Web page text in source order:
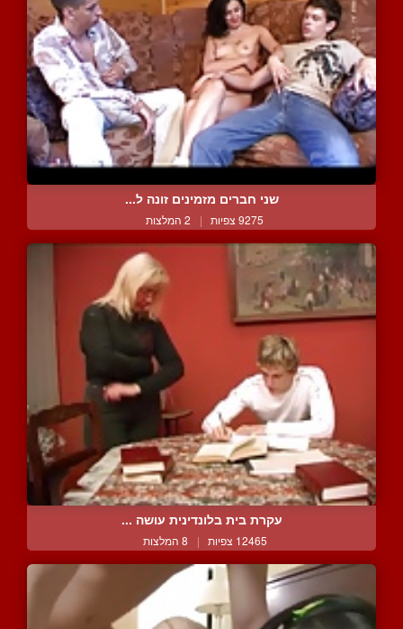
שני חברים מזמינים זונה ל...
9275 צפיות | 2 המלצות
עקרת בית בלונדינית עושה ...
12465 צפיות | 8 המלצות